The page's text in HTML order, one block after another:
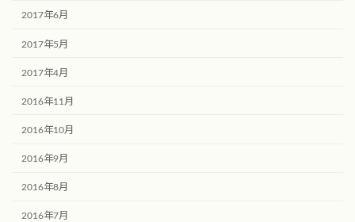
2017年6月
2017年5月
2017年4月
2016年11月
2016年10月
2016年9月
2016年8月
2016年7月